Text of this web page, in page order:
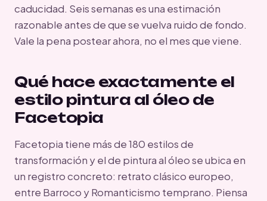
caducidad. Seis semanas es una estimación
razonable antes de que se vuelva ruido de fondo.
Vale la pena postear ahora, no el mes que viene.
Qué hace exactamente el
estilo pintura al óleo de
Facetopia
Facetopia tiene más de 180 estilos de
transformación y el de pintura al óleo se ubica en
un registro concreto: retrato clásico europeo,
entre Barroco y Romanticismo temprano. Piensa